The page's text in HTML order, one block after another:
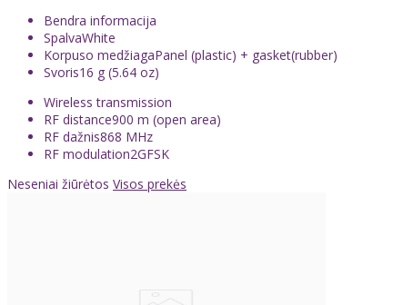
Bendra informacija
SpalvaWhite
Korpuso medžiagaPanel (plastic) + gasket(rubber)
Svoris16 g (5.64 oz)
Wireless transmission
RF distance900 m (open area)
RF dažnis868 MHz
RF modulation2GFSK
Neseniai žiūrėtos Visos prekės